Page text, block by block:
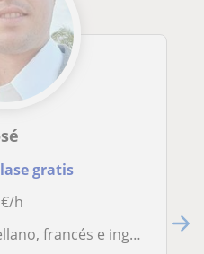
gratis
€/h
otros idiomas como italiano y portugués. Empatía, paciencia